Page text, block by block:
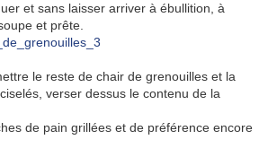
et sans laisser arriver à ébullition, à
et prête.
le reste de chair de grenouilles et la
verser dessus le contenu de la
de pain grillées et de préférence encore